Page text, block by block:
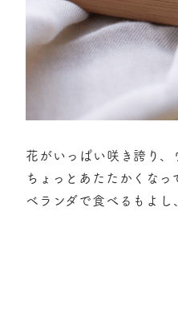
花がいっぱい咲き誇り、
ちょっとあたたかくな
ベランダで食べるもよ